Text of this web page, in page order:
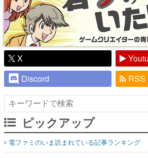
X
Discord
RSS
ピックアップ
電ファミのいま読まれている記事ランキング